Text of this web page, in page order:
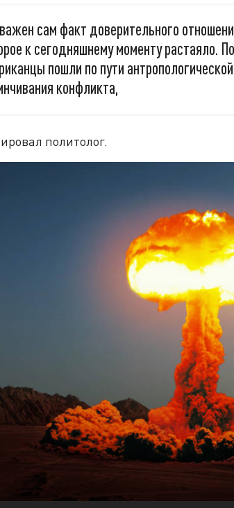
сам факт доверительного
к сегодняшнему моменту растаяло.
пошли по пути
конфликта,
политолог.